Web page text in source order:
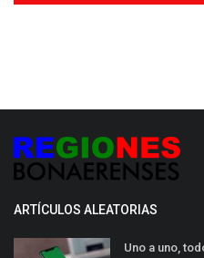
ARTÍCULOS ALEATORIAS
Uno a uno,